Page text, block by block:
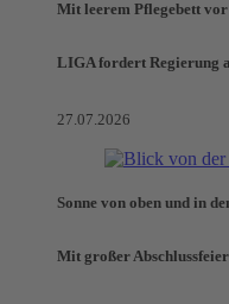
Mit leerem Pflegebett
LIGA fordert Regierung
27.07.2026
Sonne von oben und in
Mit großer